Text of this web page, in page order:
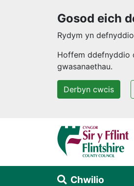
Gosod eich
Rydym yn
Hoffem ddefnyddio
gwasanaethau.
Derbyn cwcis
Neidio i'r prif
Chwilio